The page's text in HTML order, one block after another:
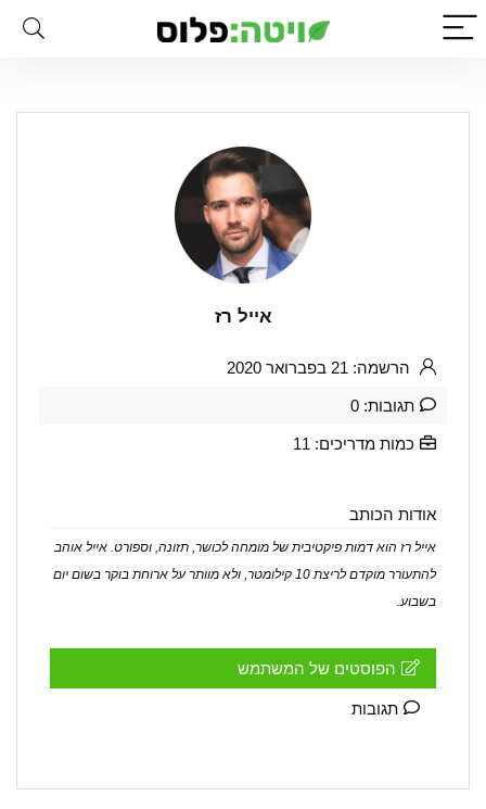
אייל רז
הרשמה: 21 בפברואר 2020
תגובות: 0
כמות מדריכים: 11
אודות הכותב
אייל רז הוא דמות פיקטיבית של מומחה לכושר, תזונה, וספורט. אייל אוהב
להתעורר מוקדם לריצת 10 קילומטר, ולא מוותר על ארוחת בוקר בשום יום
בשבוע.
הפוסטים של המשתמש
תגובות